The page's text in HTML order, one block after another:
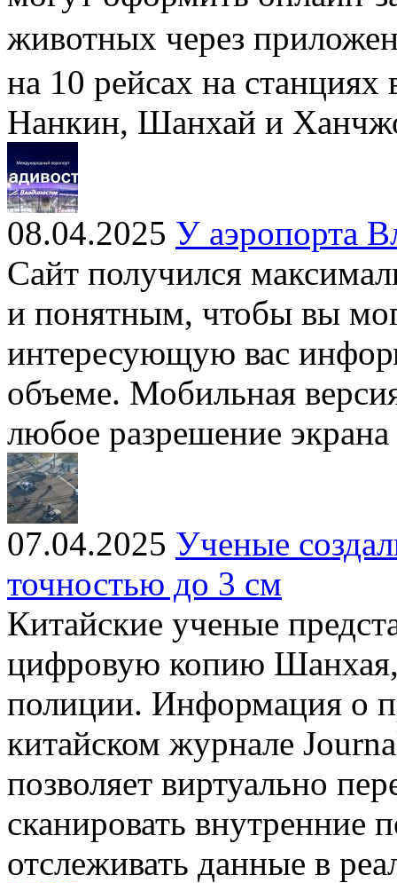
животных через
на 10 рейсах на
Нанкин, Шанхай и
08.04.2025 У аэропорта
Сайт получился
и понятным, чтобы вы
интересующую вас
объеме. Мобильная
любое разрешение
07.04.2025 Ученые
точностью до 3 см
Китайские ученые
цифровую копию
полиции. Информация о
китайском журнале
позволяет виртуально
сканировать внутренние
отслеживать данные в